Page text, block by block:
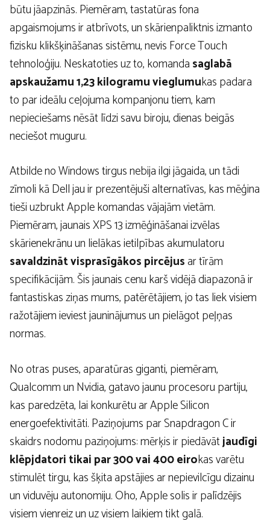
būtu jāapzinās. Piemēram, tastatūras fona
apgaismojums ir atbrīvots, un skārienpaliktnis izmanto
fizisku klikšķināšanas sistēmu, nevis Force Touch
tehnoloģiju. Neskatoties uz to, komandasaglabā
apskaužamu 1,23 kilogramu vieglumukas padara
to par ideālu ceļojuma kompanjonu tiem, kam
nepieciešams nēsāt līdzi savu biroju, dienas beigās
neciešot muguru.
Atbilde no Windows tirgus nebija ilgi jāgaida, un tādi
zīmoli kā Dell jau ir prezentējuši alternatīvas, kas mēģina
tieši uzbrukt Apple komandas vājajām vietām.
Piemēram, jaunais XPS 13 izmēģināšanai izvēlas
skārienekrānu un lielākas ietilpības akumulatoru
savaldzināt visprasīgākos pircējusar tīrām
specifikācijām. Šis jaunais cenu karš vidējā diapazonā ir
fantastiskas ziņas mums, patērētājiem, jo ​​tas liek visiem
ražotājiem ieviest jauninājumus un pielāgot peļņas
normas.
No otras puses, aparatūras giganti, piemēram,
Qualcomm un Nvidia, gatavo jaunu procesoru partiju,
kas paredzēta, lai konkurētu ar Apple Silicon
energoefektivitāti. Paziņojums par Snapdragon C ir
skaidrs nodomu paziņojums: mērķis ir piedāvātjaudīgi
klēpjdatori tikai par 300 vai 400 eirokas varētu
stimulēt tirgu, kas šķita apstājies ar nepievilcīgu dizainu
un viduvēju autonomiju. Oho, Apple solis ir palīdzējis
visiem vienreiz un uz visiem laikiem tikt galā.